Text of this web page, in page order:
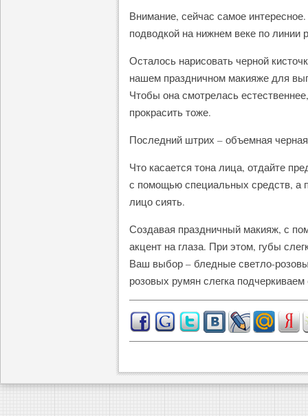
Внимание, сейчас самое
подводкой на нижнем веке по линии
Осталось нарисовать черной
нашем праздничном макияже для
Чтобы она смотрелась
прокрасить тоже.
Последний штрих – объемная
Что касается тона лица, отдайте
с помощью специальных средств, а
лицо сиять.
Создавая праздничный макияж, с
акцент на глаза. При этом, губы
Ваш выбор – бледные светло-
розовых румян слегка